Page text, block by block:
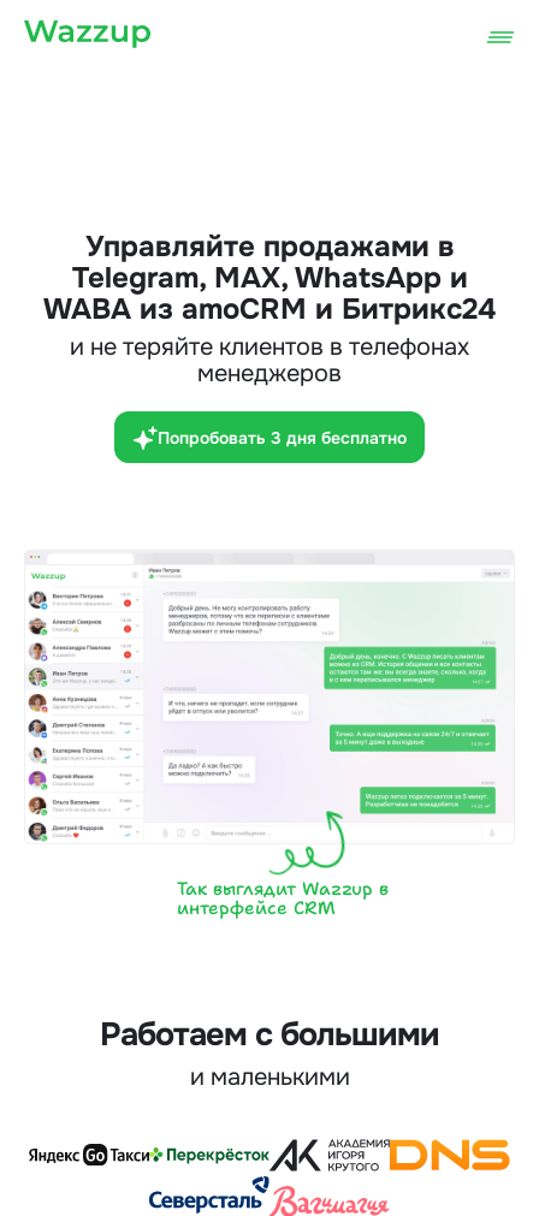
Управляйте продажами в
Telegram, MAX, WhatsApp и
WABA из amoCRM и Битрикс24
и не теряйте клиентов в телефонах
менеджеров
Попробовать 3 дня бесплатно
Так выглядит Wazzup в
интерфейсе CRM
Работаем с большими
и маленькими